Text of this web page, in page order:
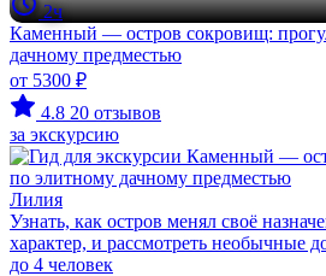
2ч
Каменный — остров сокровищ:
дачному предместью
от 5300 ₽
4.8 20 отзывов
за экскурсию
Лилия
Узнать, как остров менял своё
характер, и рассмотреть необычные
до 4 человек